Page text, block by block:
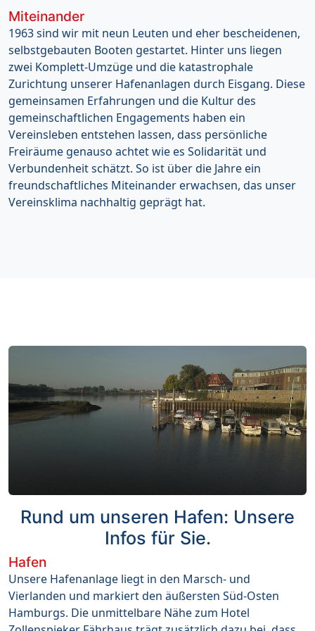
Miteinander
1963 sind wir mit neun Leuten und eher bescheidenen,
selbstgebauten Booten gestartet. Hinter uns liegen
zwei Komplett-Umzüge und die katastrophale
Zurichtung unserer Hafenanlagen durch Eisgang. Diese
gemeinsamen Erfahrungen und die Kultur des
gemeinschaftlichen Engagements haben ein
Vereinsleben entstehen lassen, dass persönliche
Freiräume genauso achtet wie es Solidarität und
Verbundenheit schätzt. So ist über die Jahre ein
freundschaftliches Miteinander erwachsen, das unser
Vereinsklima nachhaltig geprägt hat.
Rund um unseren Hafen: Unsere
Infos für Sie.
Hafen
Unsere Hafenanlage liegt in den Marsch- und
Vierlanden und markiert den äußersten Süd-Osten
Hamburgs. Die unmittelbare Nähe zum Hotel